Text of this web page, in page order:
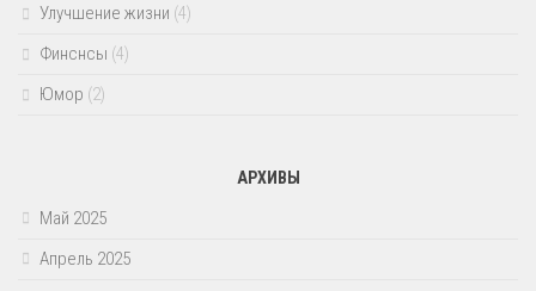
Улучшение жизни (4)
Финснсы (4)
Юмор (2)
АРХИВЫ
Май 2025
Апрель 2025